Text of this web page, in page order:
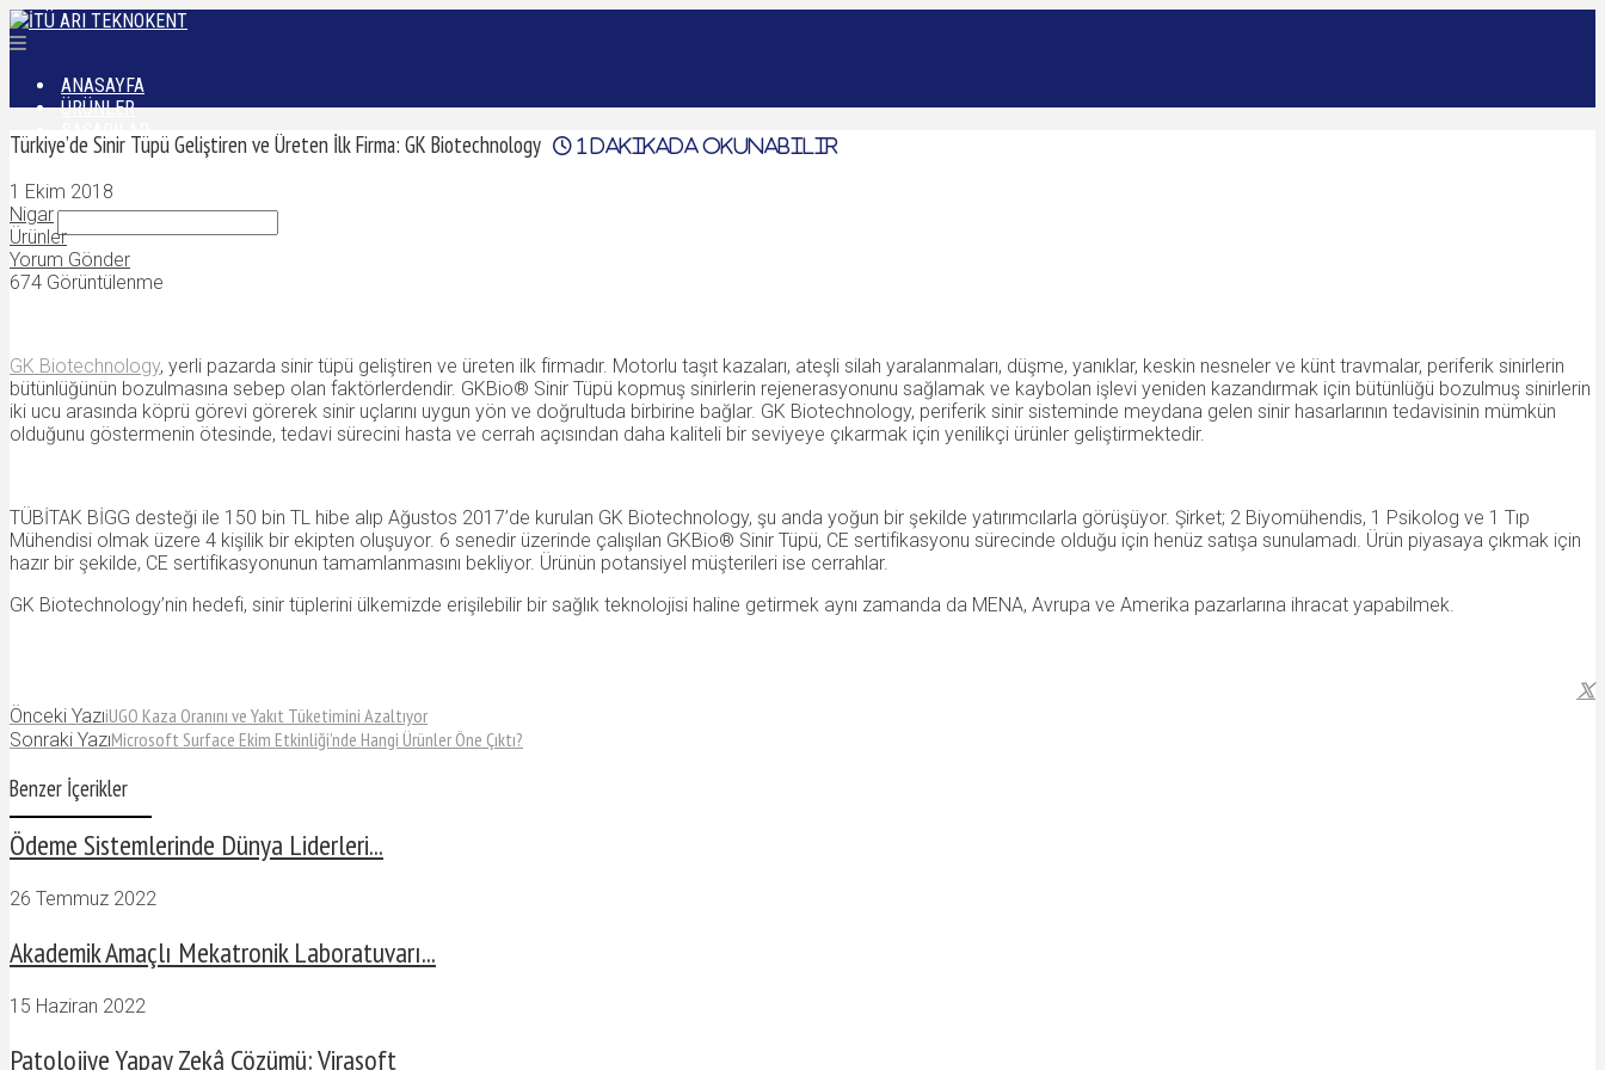
ANASAYFA
ÜRÜNLER
BAŞARILAR
DÜNYADAN
Türkiye’de Sinir Tüpü Geliştiren ve Üreten İlk Firma: GK Biotechnology 1 dakikada okunabilir
1 Ekim 2018
Nigar
Ürünler
Yorum Gönder
674 Görüntülenme
GK Biotechnology, yerli pazarda sinir tüpü geliştiren ve üreten ilk firmadır. Motorlu taşıt kazaları, ateşli silah yaralanmaları, düşme, yanıklar, keskin nesneler ve künt travmalar, periferik sinirlerin
bütünlüğünün bozulmasına sebep olan faktörlerdendir. GKBio® Sinir Tüpü kopmuş sinirlerin rejenerasyonunu sağlamak ve kaybolan işlevi yeniden kazandırmak için bütünlüğü bozulmuş sinirlerin
iki ucu arasında köprü görevi görerek sinir uçlarını uygun yön ve doğrultuda birbirine bağlar. GK Biotechnology, periferik sinir sisteminde meydana gelen sinir hasarlarının tedavisinin mümkün
olduğunu göstermenin ötesinde, tedavi sürecini hasta ve cerrah açısından daha kaliteli bir seviyeye çıkarmak için yenilikçi ürünler geliştirmektedir.
TÜBİTAK BİGG desteği ile 150 bin TL hibe alıp Ağustos 2017’de kurulan GK Biotechnology, şu anda yoğun bir şekilde yatırımcılarla görüşüyor. Şirket; 2 Biyomühendis, 1 Psikolog ve 1 Tıp
Mühendisi olmak üzere 4 kişilik bir ekipten oluşuyor. 6 senedir üzerinde çalışılan GKBio® Sinir Tüpü, CE sertifikasyonu sürecinde olduğu için henüz satışa sunulamadı. Ürün piyasaya çıkmak için
hazır bir şekilde, CE sertifikasyonunun tamamlanmasını bekliyor. Ürünün potansiyel müşterileri ise cerrahlar.
GK Biotechnology’nin hedefi, sinir tüplerini ülkemizde erişilebilir bir sağlık teknolojisi haline getirmek aynı zamanda da MENA, Avrupa ve Amerika pazarlarına ihracat yapabilmek.
Önceki YazıiUGO Kaza Oranını ve Yakıt Tüketimini Azaltıyor
Sonraki YazıMicrosoft Surface Ekim Etkinliği’nde Hangi Ürünler Öne Çıktı?
Benzer İçerikler
Ödeme Sistemlerinde Dünya Liderleri...
26 Temmuz 2022
Akademik Amaçlı Mekatronik Laboratuvarı...
15 Haziran 2022
Patolojiye Yapay Zekâ Çözümü: Virasoft